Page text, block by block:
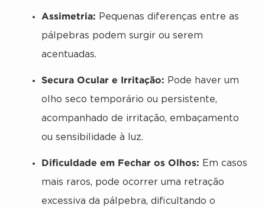
Assimetria: Pequenas diferenças entre as
pálpebras podem surgir ou serem
acentuadas.
Secura Ocular e Irritação: Pode haver um
olho seco temporário ou persistente,
acompanhado de irritação, embaçamento
ou sensibilidade à luz.
Dificuldade em Fechar os Olhos: Em casos
mais raros, pode ocorrer uma retração
excessiva da pálpebra, dificultando o